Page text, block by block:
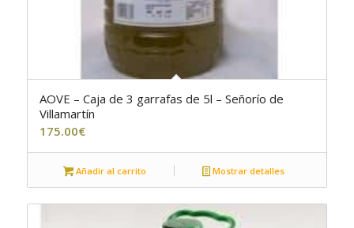
4.00
AOVE – Caja de 3 garrafas de 5l – Señorío de
Villamartín
175.00€
Añadir al carrito Mostrar detalles